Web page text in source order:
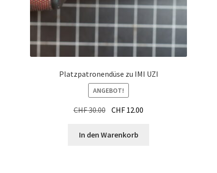
Platzpatronendüse zu IMI UZI
ANGEBOT!
CHF30.00 Ursprünglicher
war:
CHF 12.00
In den Warenkorb